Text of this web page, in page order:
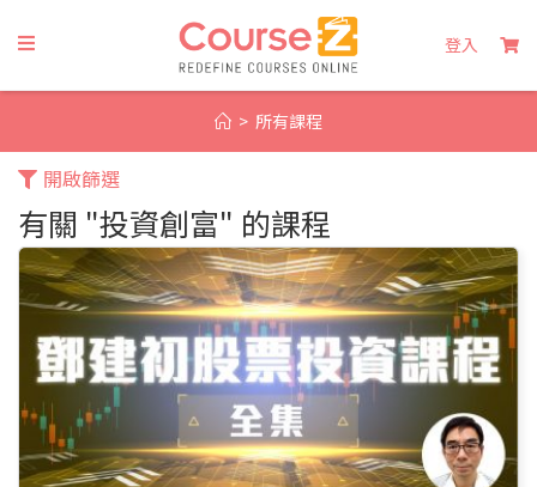
content
登入
> 所有課程
開啟篩選
有關 "投資創富" 的課程